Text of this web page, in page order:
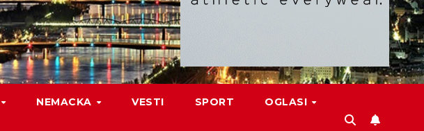
NEMACKA VESTI SPORT OGLASI